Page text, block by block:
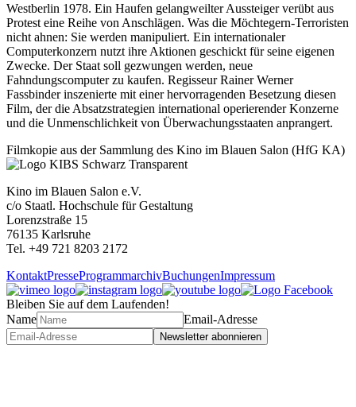
Westberlin 1978. Ein Haufen gelangweilter Aussteiger verübt aus
Protest eine Reihe von Anschlägen. Was die Möchtegern-Terroristen
nicht ahnen: Sie werden manipuliert. Ein internationaler
Computerkonzern nutzt ihre Aktionen geschickt für seine eigenen
Zwecke. Der Staat soll gezwungen werden, neue
Fahndungscomputer zu kaufen. Regisseur Rainer Werner
Fassbinder inszenierte mit einer hervorragenden Besetzung diesen
Film, der die Absatzstrategien international operierender Konzerne
und die Unmenschlichkeit von Überwachungsstaaten anprangert.
Filmkopie aus der Sammlung des Kino im Blauen Salon (HfG KA)
Kino im Blauen Salon e.V.
c/o Staatl. Hochschule für Gestaltung
Lorenzstraße 15
76135 Karlsruhe
Tel. +49 721 8203 2172
KontaktPresseProgrammarchivBuchungenImpressum
Bleiben Sie auf dem Laufenden!
Name
Email-Adresse
Newsletter abonnieren